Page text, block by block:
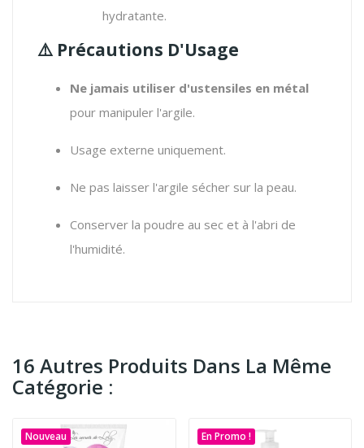
hydratante.
⚠️ Précautions D'Usage
Ne jamais utiliser d'ustensiles en métal
pour manipuler l'argile.
Usage externe uniquement.
Ne pas laisser l'argile sécher sur la peau.
Conserver la poudre au sec et à l'abri de
l'humidité.
16 Autres Produits Dans La Même
Catégorie :
Nouveau En Promo !